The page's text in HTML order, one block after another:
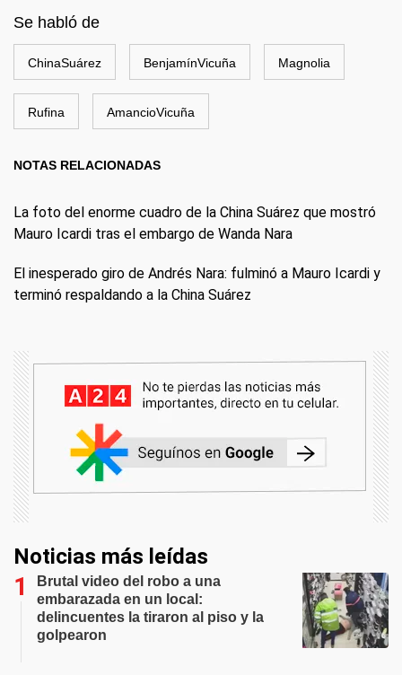
Se habló de
ChinaSuárez BenjamínVicuña Magnolia
Rufina AmancioVicuña
NOTAS RELACIONADAS
La foto del enorme cuadro de la China Suárez que mostró
Mauro Icardi tras el embargo de Wanda Nara
El inesperado giro de Andrés Nara: fulminó a Mauro Icardi y
terminó respaldando a la China Suárez
Noticias más leídas
Brutal video del robo a una
embarazada en un local:
delincuentes la tiraron al piso y la
golpearon